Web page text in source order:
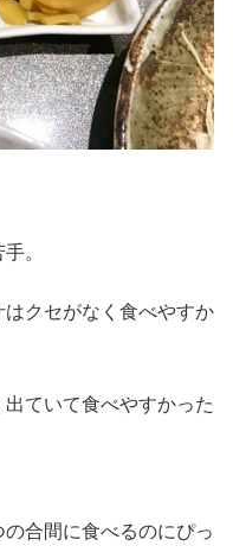
。
クセがなく食べやすか
ていて食べやすかった
合間に食べるのにぴっ